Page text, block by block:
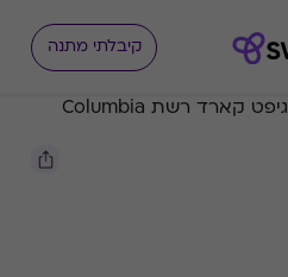
קיבלתי מתנה
גיפט קארד רשת Columbia